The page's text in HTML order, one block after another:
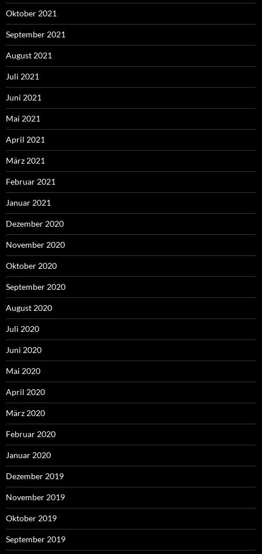
Oktober 2021
September 2021
August 2021
Juli 2021
Juni 2021
Mai 2021
April 2021
März 2021
Februar 2021
Januar 2021
Dezember 2020
November 2020
Oktober 2020
September 2020
August 2020
Juli 2020
Juni 2020
Mai 2020
April 2020
März 2020
Februar 2020
Januar 2020
Dezember 2019
November 2019
Oktober 2019
September 2019